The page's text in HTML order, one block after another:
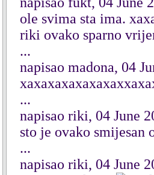
ole svima sta ima.
riki ovako sparno
...
napisao madona, 04
...
napisao riki, 04 June
sto je ovako
...
napisao riki, 04 June